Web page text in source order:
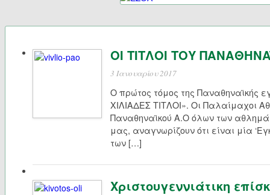
ΟΙ ΤΙΤΛΟΙ ΤΟΥ
3 Ιανουαρίου 2017
Ο πρώτος τόμος της Παναθηναϊκής
ΧΙΛΙΑΔΕΣ ΤΙΤΛΟΙ». Oι Παλαίμαχοι
Παναθηναϊκού Α.Ο όλων των
μας, αναγνωρίζουν ότι είναι μία
των […]
Χριστουγεννιάτικη